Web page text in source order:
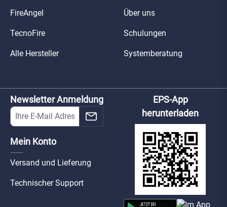
FireAngel
TecnoFire
Alle Hersteller
Über uns
Schulungen
Systemberatung
Newsletter Anmeldung
Mein Konto
Versand und Lieferung
Technischer Support
EPS-App
herunterladen